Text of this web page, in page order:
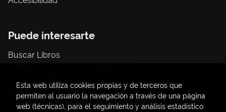
Puede interesarte
Buscar Libros
Papelería / material oficina
Consumo Sostenible
Esta web utiliza cookies propias y de terceros que
permiten al usuario la navegación a través de una página
web (técnicas), para el seguimiento y análisis estadístico